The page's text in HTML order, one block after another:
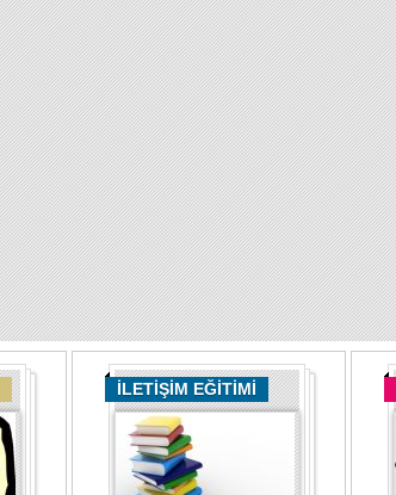
İLETİŞİM EĞİTİMİ